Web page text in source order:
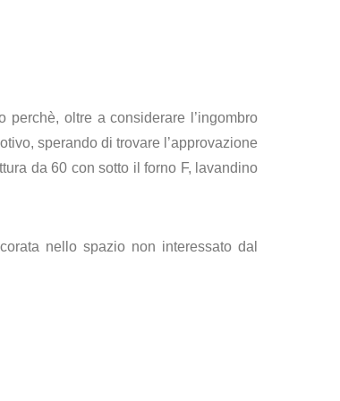
perchè, oltre a considerare l’ingombro
sperando di trovare l’approvazione
da 60 con sotto il forno F, lavandino
nello spazio non interessato dal